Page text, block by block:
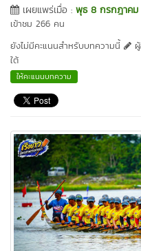
เผยแพร่เมื่อ : พุธ 8 กรกฎาคม
เข้าชม 266 คน
ยังไม่มีคะแนนสำหรับบทความนี้
ใต้
ให้คะแนนบทความ